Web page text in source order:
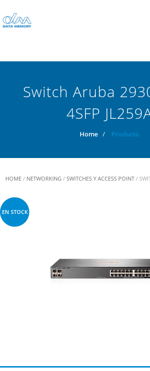
Switch Aruba
4SFP
Home / Producto
HOME / NETWORKING / SWITCHES Y ACCESS POINT /
EN STOCK